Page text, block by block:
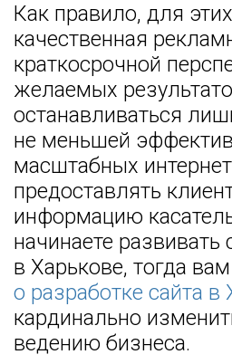
Как правило, для
качественная
краткосрочной
желаемых
останавливаться
не меньшей
масштабных
предоставлять
информацию
начинаете
в Харькове, тогда
о разработке сайта в
кардинально
ведению бизнеса.